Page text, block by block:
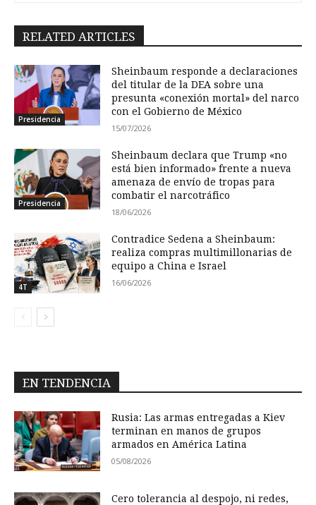
RELATED ARTICLES
Presidencia
Sheinbaum responde a declaraciones
del titular de la DEA sobre una
presunta «conexión mortal» del narco
con el Gobierno de México
15/07/2026
Presidencia
Sheinbaum declara que Trump «no
está bien informado» frente a nueva
amenaza de envío de tropas para
combatir el narcotráfico
18/06/2026
4T
Contradice Sedena a Sheinbaum:
realiza compras multimillonarias de
equipo a China e Israel
16/06/2026
EN TENDENCIA
Rusia: Las armas entregadas a Kiev
terminan en manos de grupos
armados en América Latina
05/08/2026
Cero tolerancia al despojo, ni redes,